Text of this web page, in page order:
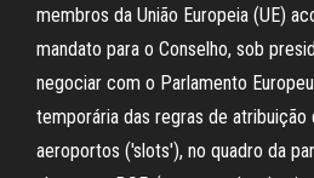
membros da União Europeia (UE)
mandato para o Conselho, sob
negociar com o Parlamento
temporária das regras de atribuição
aeroportos ('slots'), no quadro da